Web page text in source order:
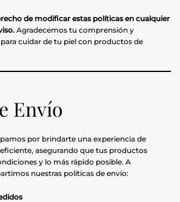
de modificar estas políticas en cualquier
Agradecemos tu comprensión y
cuidar de tu piel con productos de
Envío
por brindarte una experiencia de
asegurando que tus productos
y lo más rápido posible. A
nuestras políticas de envío: